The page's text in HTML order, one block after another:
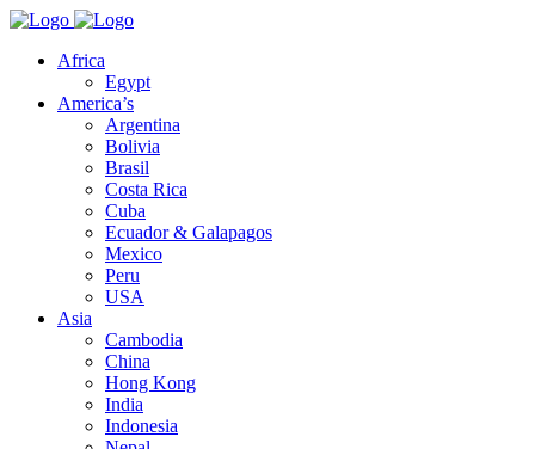
Africa
Egypt
America’s
Argentina
Bolivia
Brasil
Costa Rica
Cuba
Ecuador & Galapagos
Mexico
Peru
USA
Asia
Cambodia
China
Hong Kong
India
Indonesia